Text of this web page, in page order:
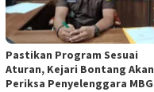
Pastikan Program Sesuai
Aturan, Kejari Bontang Akan
Periksa Penyelenggara MBG